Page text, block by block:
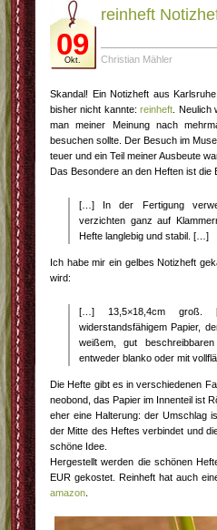
09
Okt.
reinheft
Christian Mähler
Skandal! Ein Notizheft aus
bisher nicht kannte:reinheft .
man meiner Meinung nach
besuchen sollte. Der Besuch im
teuer und ein Teil meiner Ausbeute
Das Besondere an den Heften ist die
[…] In der Fertigung
verzichten ganz auf
Hefte langlebig und stabil. […]
Ich habe mir ein gelbes Notizheft
wird:
[…] 13,5×18,4cm groß.
widerstandsfähigem Papier,
weißem, gut
entweder blanko oder mit
Die Hefte gibt es in verschiedenen
neobond, das Papier im Innenteil ist
eher eine Halterung: der Umschlag
der Mitte des Heftes verbindet und
schöne Idee.
Hergestellt werden die schönen
EUR gekostet. Reinheft hat auch
amazon